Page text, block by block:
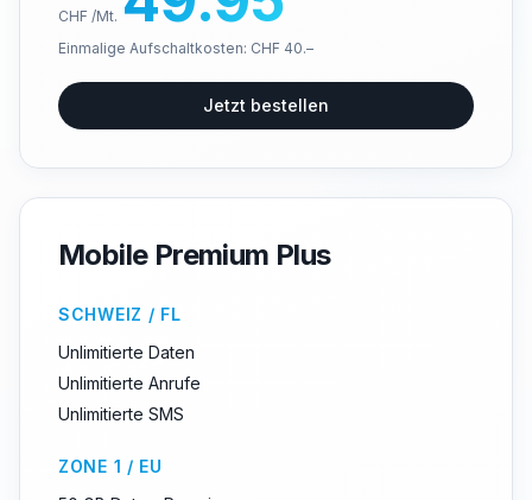
CHF /Mt.
Einmalige Aufschaltkosten: CHF 40.–
Jetzt bestellen
Mobile Premium Plus
SCHWEIZ / FL
Unlimitierte Daten
Unlimitierte Anrufe
Unlimitierte SMS
ZONE 1 / EU